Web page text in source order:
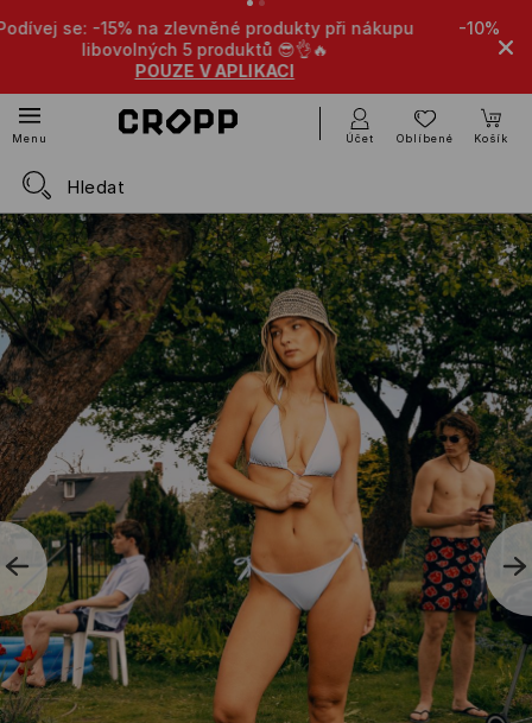
-10% na zlevněné produkty při nákupu
produktů 🤩
POUZE V APLIKACI
při nákupu
Menu Účet Oblíbené Košík